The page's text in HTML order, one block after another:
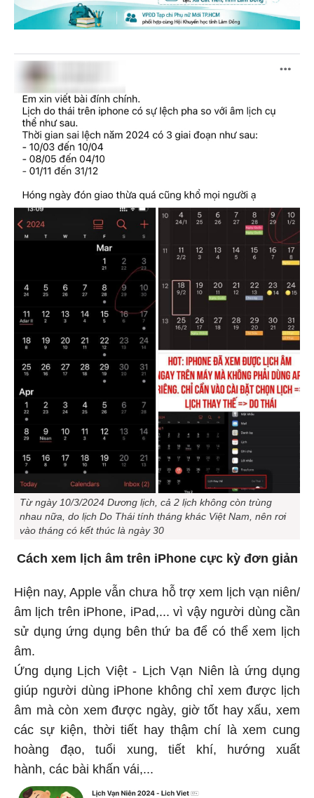
Từ ngày 10/3/2024 Dương lịch, cả 2 lịch không còn trùng
nhau nữa, do lịch Do Thái tính tháng khác Việt Nam, nên rơi
vào tháng có kết thúc là ngày 30
Cách xem lịch âm trên iPhone cực kỳ đơn giản
Hiện nay, Apple vẫn chưa hỗ trợ xem lịch vạn niên/
âm lịch trên iPhone, iPad,... vì vậy người dùng cần
sử dụng ứng dụng bên thứ ba để có thể xem lịch
âm.
Ứng dụng Lịch Việt - Lịch Vạn Niên là ứng dụng
giúp người dùng iPhone không chỉ xem được lịch
âm mà còn xem được ngày, giờ tốt hay xấu, xem
các sự kiện, thời tiết hay thậm chí là xem cung
hoàng đạo, tuổi xung, tiết khí, hướng xuất
hành, các bài khấn vái,...